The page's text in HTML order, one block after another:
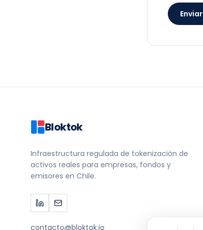
Enviar
Bloktok
Infraestructura regulada de tokenización de
activos reales para empresas, fondos y
emisores en Chile.
contacto@bloktok.io